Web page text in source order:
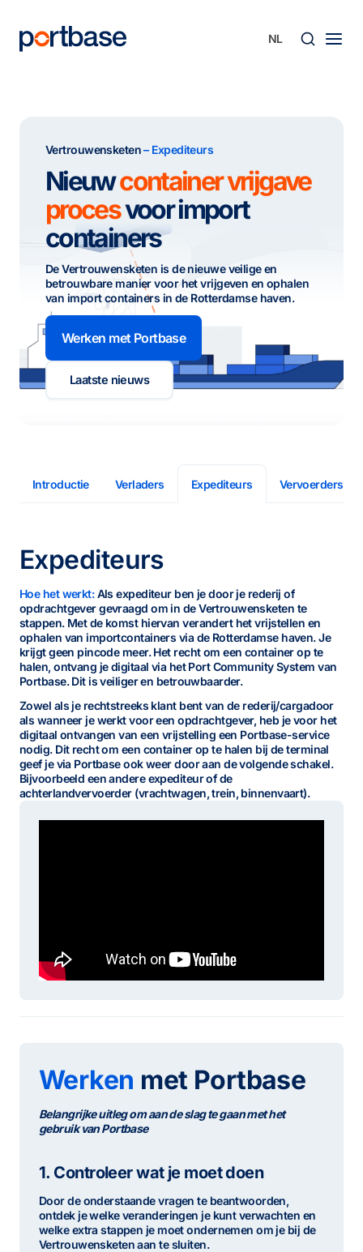
inhoud
Vertrouwensketen– Expediteurs
Nieuwcontainer vrijgave
procesvoor import
containers
De Vertrouwensketen is de nieuwe veilige en
betrouwbare manier voor het vrijgeven en ophalen
van import containers in de Rotterdamse haven.
Werken met Portbase
Laatste nieuws
Introductie Verladers Expediteurs Vervoerders
Expediteurs
Hoe het werkt:Als expediteur ben je door je rederij of
opdrachtgever gevraagd om in de Vertrouwensketen te
stappen. Met de komst hiervan verandert het vrijstellen en
ophalen van importcontainers via de Rotterdamse haven. Je
krijgt geen pincode meer. Het recht om een container op te
halen, ontvang je digitaal via het Port Community System van
Portbase. Dit is veiliger en betrouwbaarder.
Zowel als je rechtstreeks klant bent van de rederij/cargadoor
als wanneer je werkt voor een opdrachtgever, heb je voor het
digitaal ontvangen van een vrijstelling een Portbase-service
nodig. Dit recht om een container op te halen bij de terminal
geef je via Portbase ook weer door aan de volgende schakel.
Bijvoorbeeld een andere expediteur of de
achterlandvervoerder (vrachtwagen, trein, binnenvaart).
Werken met Portbase
Belangrijke uitleg om aan de slag te gaan met het
gebruik van Portbase
1. Controleer wat je moet doen
Door de onderstaande vragen te beantwoorden,
ontdek je welke veranderingen je kunt verwachten en
welke extra stappen je moet ondernemen om je bij de
Vertrouwensketen aan te sluiten.